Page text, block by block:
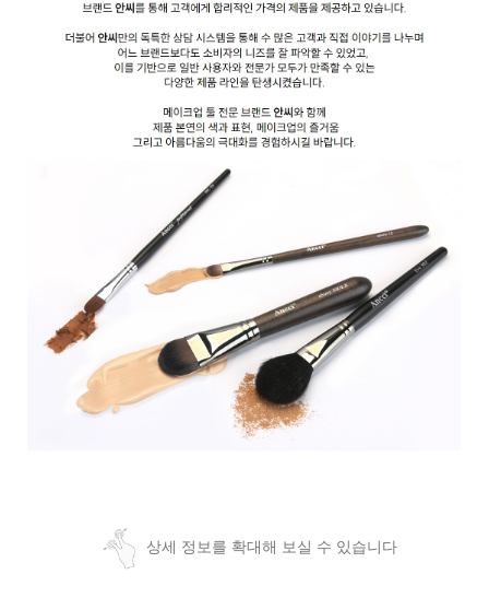
상세 정보를 확대해 보실 수 있습니다